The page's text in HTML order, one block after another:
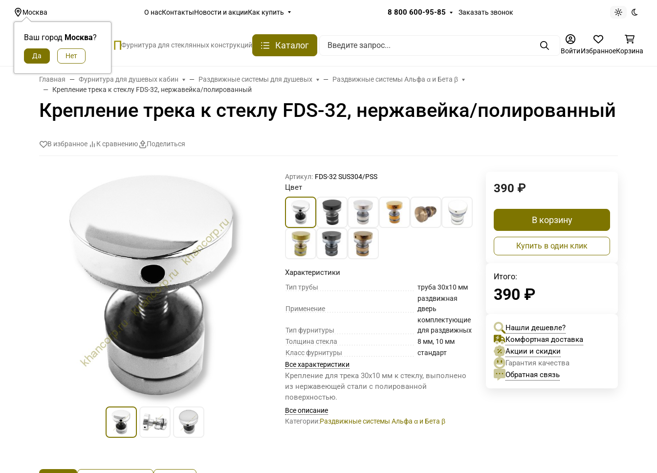
Москва
Ваш город Москва?
О насКонтактыНовости и акцииКак купить 8 800 600-95-85 Заказать звонок
Светлая
Фурнитура для стеклянных конструкций Каталог ПоискВойтиИзбранноеКорзина
Главная Фурнитура для душевых кабин Раздвижные системы для душевых
Раздвижные системы Альфа α и Бета β
Крепление трека к стеклу FDS-32, нержавейка/полированный
Крепление трека к стеклу FDS-32, нержавейка/полированный
В избранное К сравнению Поделиться
Артикул: FDS-32 SUS304/PSS
Цвет
Характеристики
Тип трубы труба 30х10 мм
Применение
раздвижная
дверь
Тип фурнитуры
комплектующие
для раздвижных
Толщина стекла
8 мм, 10 мм
Класс фурнитуры
стандарт
Все характеристики
Крепление для трека 30х10 мм к стеклу, выполнено
из нержавеющей стали с полированной
поверхностью.
Все описание
Категории:Раздвижные системы Альфа α и Бета β
390 ₽
В корзину
Купить в один клик
Итого:
390 ₽
Нашли дешевле?
Комфортная доставка
Акции и скидки
Гарантия качества
Обратная связь